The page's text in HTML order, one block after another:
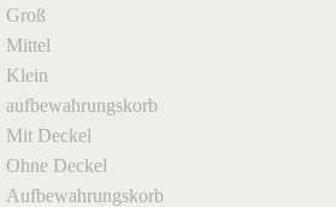
Groß
Mittel
Klein
aufbewahrungskorb
Mit Deckel
Ohne Deckel
Aufbewahrungskorb